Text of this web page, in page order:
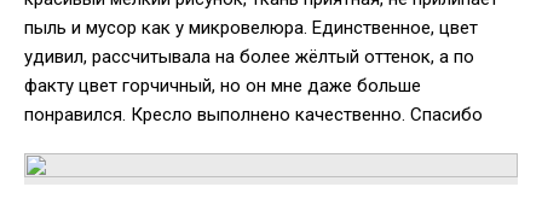
пыль и мусор как у микровелюра. Единственное, цвет
удивил, рассчитывала на более жёлтый оттенок, а по
факту цвет горчичный, но он мне даже больше
понравился. Кресло выполнено качественно. Спасибо